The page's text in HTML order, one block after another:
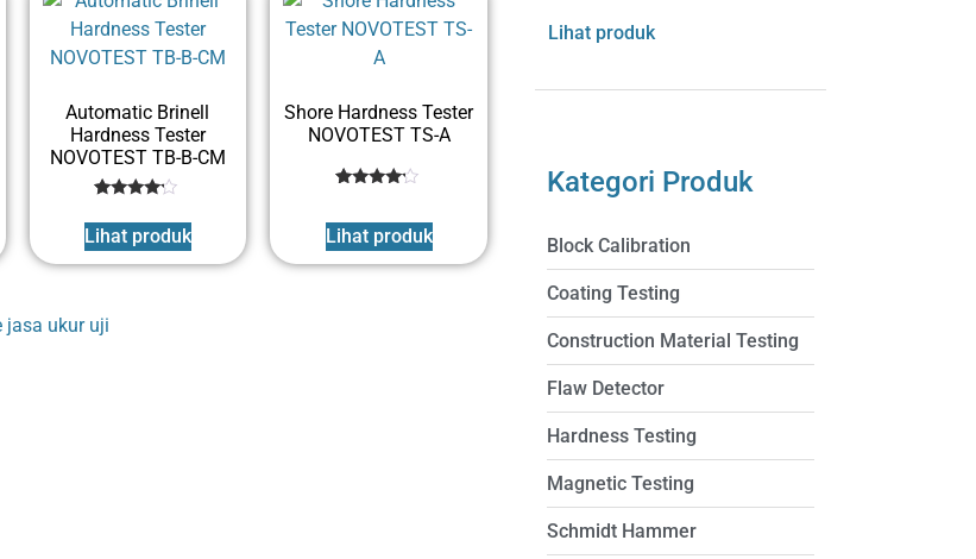
Automatic Brinell
Hardness Tester
NOVOTEST TB-B-CM
4
out of 5
based
on
Lihat produk
Shore Hardness Tester
NOVOTEST TS-A
out of 5
based
on
Lihat produk
out of 5
Lihat produk
Kategori Produk
Block Calibration
Coating Testing
Construction Material Testing
Flaw Detector
Hardness Testing
Magnetic Testing
Schmidt Hammer